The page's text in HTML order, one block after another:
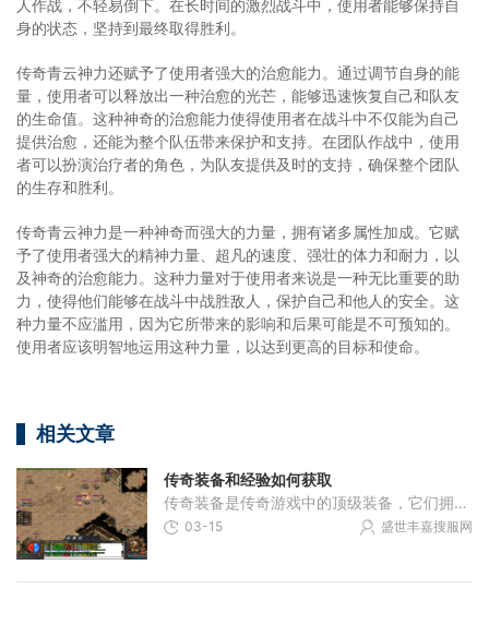
人作战，不轻易倒下。在长时间的激烈战斗中，使用者能够保持自
身的状态，坚持到最终取得胜利。
传奇青云神力还赋予了使用者强大的治愈能力。通过调节自身的能
量，使用者可以释放出一种治愈的光芒，能够迅速恢复自己和队友
的生命值。这种神奇的治愈能力使得使用者在战斗中不仅能为自己
提供治愈，还能为整个队伍带来保护和支持。在团队作战中，使用
者可以扮演治疗者的角色，为队友提供及时的支持，确保整个团队
的生存和胜利。
传奇青云神力是一种神奇而强大的力量，拥有诸多属性加成。它赋
予了使用者强大的精神力量、超凡的速度、强壮的体力和耐力，以
及神奇的治愈能力。这种力量对于使用者来说是一种无比重要的助
力，使得他们能够在战斗中战胜敌人，保护自己和他人的安全。这
种力量不应滥用，因为它所带来的影响和后果可能是不可预知的。
使用者应该明智地运用这种力量，以达到更高的目标和使命。
相关文章
传奇装备和经验如何获取
传奇装备是传奇游戏中的顶级装备，它们拥有出色的属性和强大的战斗力，是玩家追求的目标之一。获取传奇装备并不容易，需要玩家经历一系列困难的挑战和积累丰富的经验。传奇装备的获取途径有很多种。其中最为常见的方式是通过打怪掉落和任务奖励获得。在打怪掉
03-15 盛世丰嘉搜服网